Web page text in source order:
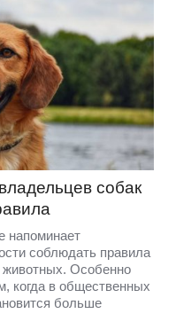
собак
напоминает
соблюдать правила
Особенно
когда в общественных
больше